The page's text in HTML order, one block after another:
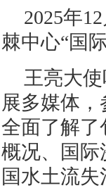
2025年
棘中心“国
王亮大
展多媒体
全面了解了
概况、国际
国水土流